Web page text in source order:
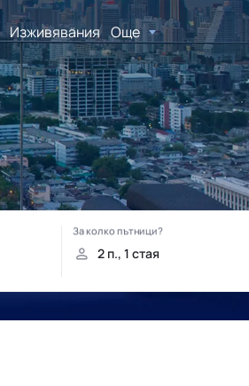
Изживявания Още